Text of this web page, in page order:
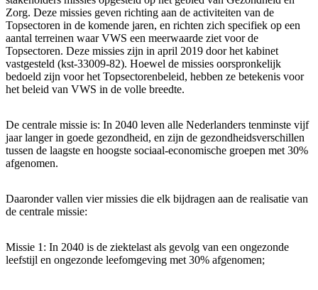
Zorg. Deze missies geven richting aan de activiteiten van de
Topsectoren in de komende jaren, en richten zich specifiek op een
aantal terreinen waar VWS een meerwaarde ziet voor de
Topsectoren. Deze missies zijn in april 2019 door het kabinet
vastgesteld (kst-33009-82). Hoewel de missies oorspronkelijk
bedoeld zijn voor het Topsectorenbeleid, hebben ze betekenis voor
het beleid van VWS in de volle breedte.
De centrale missie is: In 2040 leven alle Nederlanders tenminste vijf
jaar langer in goede gezondheid, en zijn de gezondheidsverschillen
tussen de laagste en hoogste sociaal-economische groepen met 30%
afgenomen.
Daaronder vallen vier missies die elk bijdragen aan de realisatie van
de centrale missie:
Missie 1: In 2040 is de ziektelast als gevolg van een ongezonde
leefstijl en ongezonde leefomgeving met 30% afgenomen;